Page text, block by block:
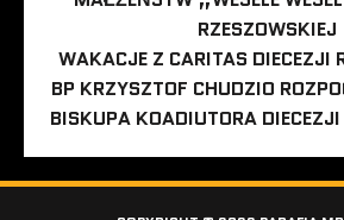
RZESZOWSKIEJ
WAKACJE Z CARITAS DIECEZJI
BP KRZYSZTOF CHUDZIO
BISKUPA KOADIUTORA